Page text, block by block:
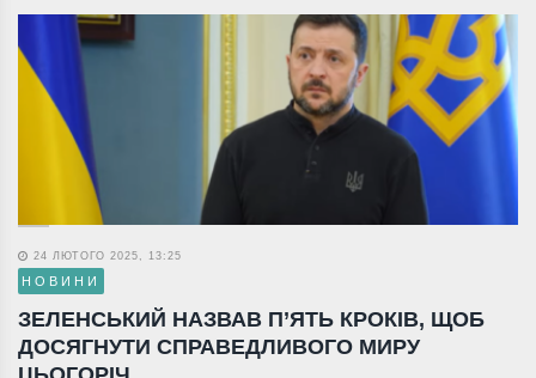
24 ЛЮТОГО 2025, 13:25
НОВИНИ
ЗЕЛЕНСЬКИЙ НАЗВАВ П’ЯТЬ КРОКІВ, ЩОБ
ДОСЯГНУТИ СПРАВЕДЛИВОГО МИРУ